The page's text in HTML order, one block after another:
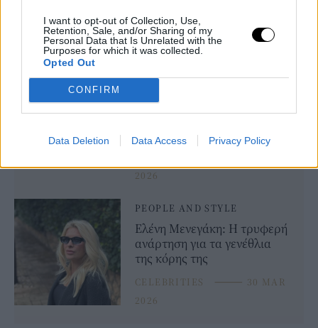
I want to opt-out of Collection, Use,
Retention, Sale, and/or Sharing of my
Personal Data that Is Unrelated with the
Purposes for which it was collected.
Opted Out
CONFIRM
Data Deletion Data Access Privacy Policy
2026
PEOPLE AND STYLE
Η κόρη της Βάσως
Σωκράτη Αλαφούζου έγινε
22 ετών -Το post για τα
γενέθλιά της
2026
PEOPLE AND STYLE
Ελένη Μενεγάκη: Η τρυφερή
ανάρτηση για τα γενέθλια
της κόρης της
CELEBRITIES ⸻ 30 MAR
2026